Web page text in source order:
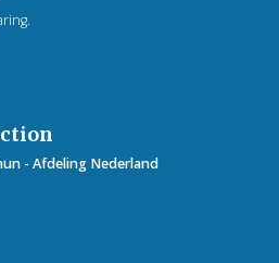
- Afdeling Nederland